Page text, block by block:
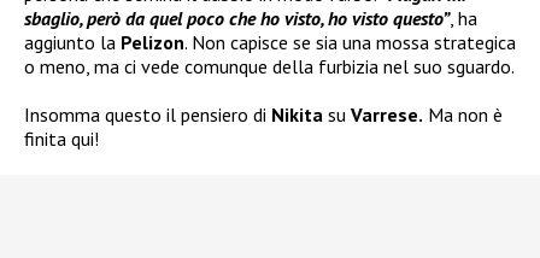
sbaglio, però da quel poco che ho visto, ho visto questo”, ha
aggiunto la Pelizon. Non capisce se sia una mossa strategica
o meno, ma ci vede comunque della furbizia nel suo sguardo.
Insomma questo il pensiero di Nikita su Varrese. Ma non è
finita qui!